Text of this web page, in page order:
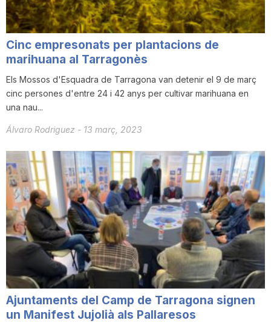
Cinc empresonats per plantacions de
marihuana al Tarragonès
Els Mossos d'Esquadra de Tarragona van detenir el 9 de març
cinc persones d'entre 24 i 42 anys per cultivar marihuana en
una nau...
Álvaro Rodriguez - 13 març, 2023
Ajuntaments del Camp de Tarragona signen
un Manifest Jujolià als Pallaresos